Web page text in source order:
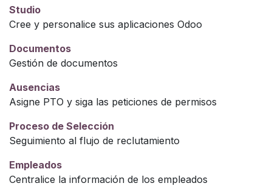
Studio
Cree y personalice sus aplicaciones Odoo
Documentos
Gestión de documentos
Ausencias
Asigne PTO y siga las peticiones de permisos
Proceso de Selección
Seguimiento al flujo de reclutamiento
Empleados
Centralice la información de los empleados